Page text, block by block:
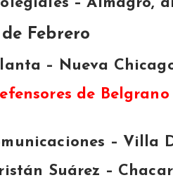
Febrero
– Nueva
de Belgrano
– Villa
Suárez –